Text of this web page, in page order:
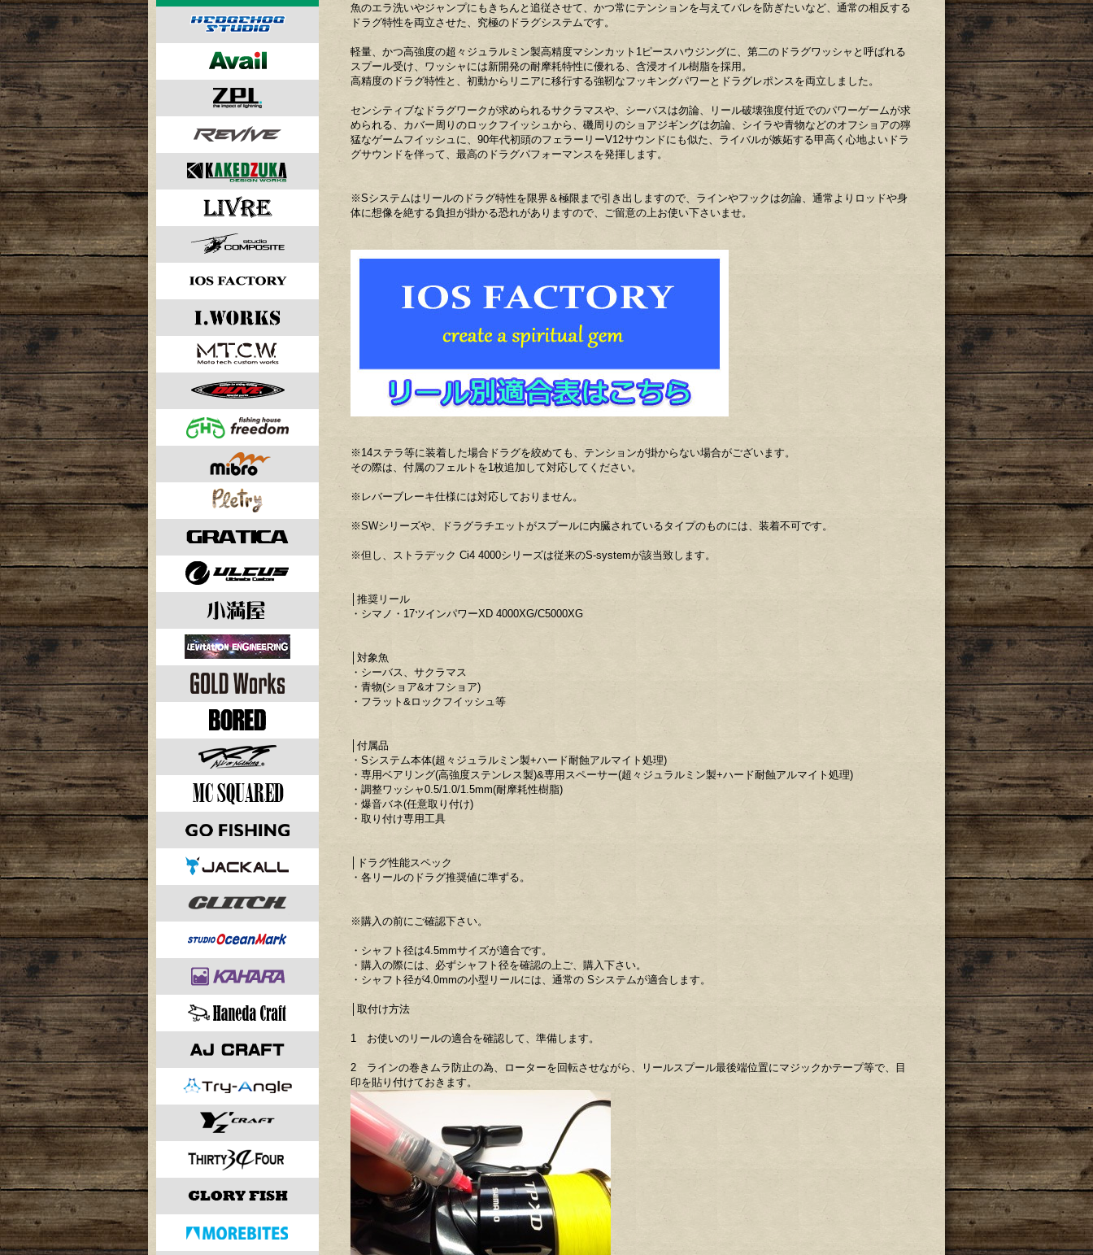
魚のエラ洗いやジャンプにもきちんと追従させて、かつ常にテンションを与えてバレを防ぎたいなど、通常の相反する
ドラグ特性を両立させた、究極のドラグシステムです。
軽量、かつ高強度の超々ジュラルミン製高精度マシンカット1ピースハウジングに、第二のドラグワッシャと呼ばれる
スプール受け、ワッシャには新開発の耐摩耗特性に優れる、含浸オイル樹脂を採用。
高精度のドラグ特性と、初動からリニアに移行する強靭なフッキングパワーとドラグレポンスを両立しました。
センシティブなドラグワークが求められるサクラマスや、シーバスは勿論、リール破壊強度付近でのパワーゲームが求
められる、カバー周りのロックフイッシュから、磯周りのショアジギングは勿論、シイラや青物などのオフショアの獰
猛なゲームフイッシュに、90年代初頭のフェラーリーV12サウンドにも似た、ライバルが嫉妬する甲高く心地よいドラ
グサウンドを伴って、最高のドラグパフォーマンスを発揮します。
※Sシステムはリールのドラグ特性を限界＆極限まで引き出しますので、ラインやフックは勿論、通常よりロッドや身
体に想像を絶する負担が掛かる恐れがありますので、ご留意の上お使い下さいませ。
※14ステラ等に装着した場合ドラグを絞めても、テンションが掛からない場合がございます。
その際は、付属のフェルトを1枚追加して対応してください。
※レバーブレーキ仕様には対応しておりません。
※SWシリーズや、ドラグラチエットがスプールに内臓されているタイプのものには、装着不可です。
※但し、ストラデック Ci4 4000シリーズは従来のS-systemが該当致します。
│推奨リール
・シマノ・17ツインパワーXD 4000XG/C5000XG
│対象魚
・シーバス、サクラマス
・青物(ショア&オフショア)
・フラット&ロックフイッシュ等
│付属品
・Sシステム本体(超々ジュラルミン製+ハード耐蝕アルマイト処理)
・専用ベアリング(高強度ステンレス製)&専用スペーサー(超々ジュラルミン製+ハード耐蝕アルマイト処理)
・調整ワッシャ0.5/1.0/1.5mm(耐摩耗性樹脂)
・爆音バネ(任意取り付け)
・取り付け専用工具
│ドラグ性能スペック
・各リールのドラグ推奨値に準ずる。
※購入の前にご確認下さい。
・シャフト径は4.5mmサイズが適合です。
・購入の際には、必ずシャフト径を確認の上ご、購入下さい。
・シャフト径が4.0mmの小型リールには、通常の Sシステムが適合します。
│取付け方法
1 お使いのリールの適合を確認して、準備します。
2 ラインの巻きムラ防止の為、ローターを回転させながら、リールスプール最後端位置にマジックかテープ等で、目
印を貼り付けておきます。